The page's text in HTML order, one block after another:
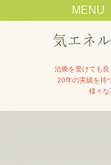
治療を受けても
20年の実績を持
様々な
MENU